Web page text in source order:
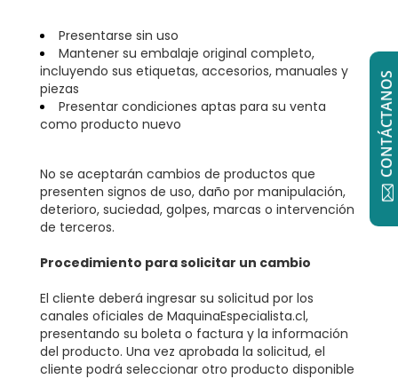
Presentarse sin uso
Mantener su embalaje original completo,
incluyendo sus etiquetas, accesorios, manuales y
piezas
Presentar condiciones aptas para su venta
como producto nuevo
No se aceptarán cambios de productos que
presenten signos de uso, daño por manipulación,
deterioro, suciedad, golpes, marcas o intervención
de terceros.
Procedimiento para solicitar un cambio
El cliente deberá ingresar su solicitud por los
canales oficiales de MaquinaEspecialista.cl,
presentando su boleta o factura y la información
del producto. Una vez aprobada la solicitud, el
cliente podrá seleccionar otro producto disponible
CONTÁCTANOS